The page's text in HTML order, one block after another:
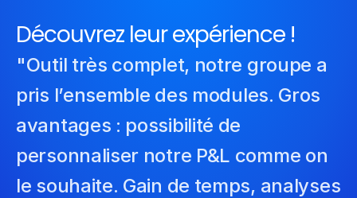
Découvrez leur expérience !
"Outil très complet, notre groupe a
pris l’ensemble des modules. Gros
avantages : possibilité de
personnaliser notre P&L comme on
le souhaite. Gain de temps, analyses